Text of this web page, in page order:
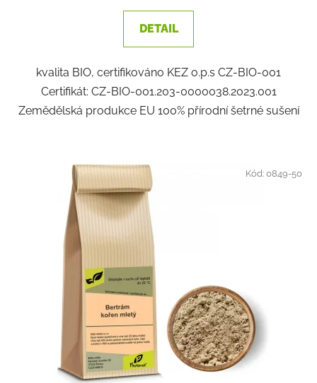
DETAIL
kvalita BIO, certifikováno KEZ o.p.s CZ-BIO-001
Certifikát: CZ-BIO-001.203-0000038.2023.001
Zemědělská produkce EU 100% přírodní šetrné sušení
Kód:0849-50